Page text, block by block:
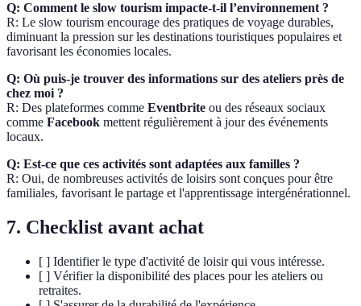
Q: Comment le slow tourism impacte-t-il l’environnement ?
R: Le slow tourism encourage des pratiques de voyage durables,
diminuant la pression sur les destinations touristiques populaires et
favorisant les économies locales.
Q: Où puis-je trouver des informations sur des ateliers près de
chez moi ?
R: Des plateformes comme Eventbrite ou des réseaux sociaux
comme Facebook mettent régulièrement à jour des événements
locaux.
Q: Est-ce que ces activités sont adaptées aux familles ?
R: Oui, de nombreuses activités de loisirs sont conçues pour être
familiales, favorisant le partage et l'apprentissage intergénérationnel.
7. Checklist avant achat
[ ] Identifier le type d'activité de loisir qui vous intéresse.
[ ] Vérifier la disponibilité des places pour les ateliers ou
retraites.